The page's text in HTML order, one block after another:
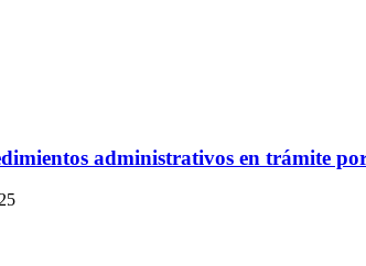
administrativos en trámite